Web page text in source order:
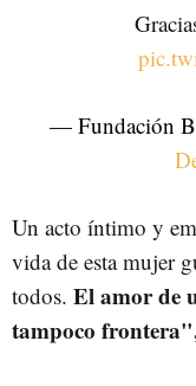
— Fundación
Un acto íntimo y
vida de esta mujer
todos. El amor de
tampoco